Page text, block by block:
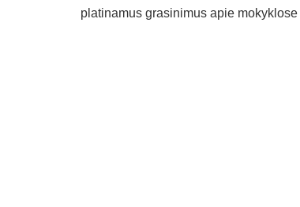
platinamus grasinimus apie